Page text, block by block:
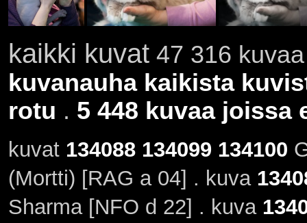
kaikki kuvat47 316
kuvanauha kaikista
rotu . 5 448 kuvaa joissa
kuvat 134088 134099 134100
(Mortti) [RAG a 04] . kuva
Sharma [NFO d 22] . kuva